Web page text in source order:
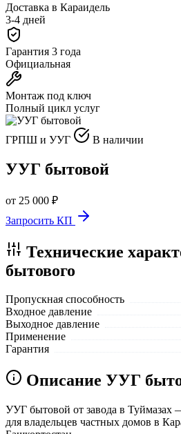
Доставка в Караидель
3-4 дней
Гарантия 3 года
Официальная
Монтаж под ключ
Полный цикл услуг
ГРПШ и УУГ В наличии
УУГ бытовой
от 25 000 ₽
Запросить КП
Технические
бытового
Пропускная способность
Входное давление
Выходное давление
Применение
Гарантия
Описание УУГ
УУГ бытовой от завода в Туймазах
для владельцев частных домов в